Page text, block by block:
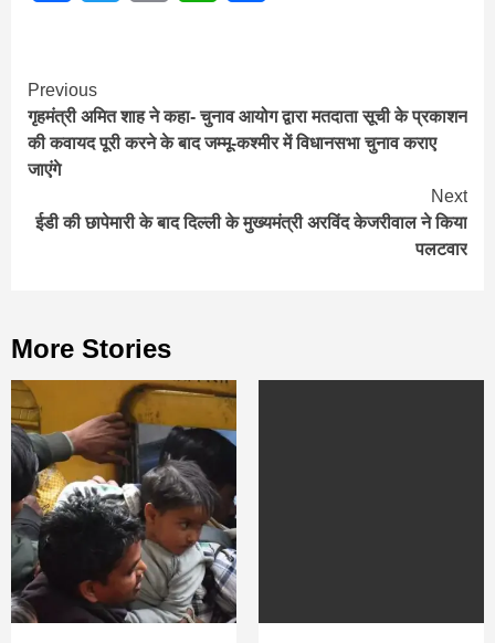
Continue
Reading
Previous
गृहमंत्री अमित शाह ने कहा- चुनाव आयोग द्वारा मतदाता सूची के प्रकाशन
की कवायद पूरी करने के बाद जम्मू-कश्मीर में विधानसभा चुनाव कराए
जाएंगे
Next
ईडी की छापेमारी के बाद दिल्ली के मुख्यमंत्री अरविंद केजरीवाल ने किया
पलटवार
More Stories